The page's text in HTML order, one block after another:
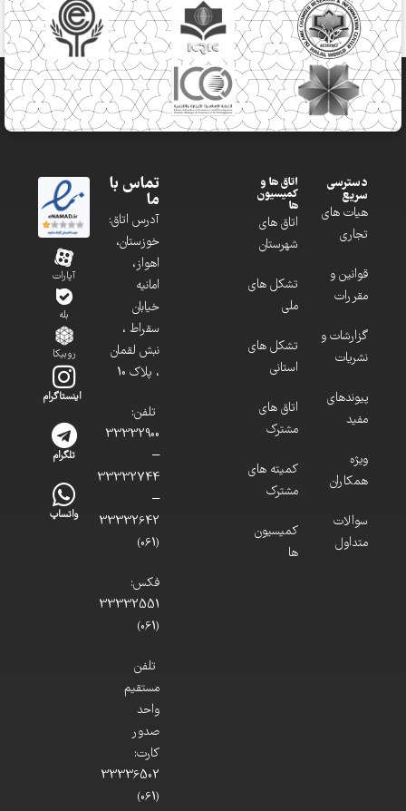
دسترسی
سریع
هیات های
تجاری
قوانین و
مقررات
گزارشات و
نشریات
پیوندهای
مفید
ویژه
همکاران
سوالات
متداول
اتاق ها و
کمیسیون
ها
اتاق های
شهرستان
تشکل های
ملی
تشکل های
استانی
اتاق های
مشترک
کمیته های
مشترک
کمیسیون
ها
تماس با
ما
آدرس اتاق:
خوزستان،
اهواز،
امانیه
خیابان
سقراط ،
نبش لقمان
، پلاک 10
تلفن:
33332900
–
33332744
–
33332642
(061)
فکس:
33332551
(061)
تلفن
مستقیم
واحد
صدور
کارت:
33336502
(061)
آپارات
بله
روبیکا
اینستاگرام
تلگرام
واتساپ